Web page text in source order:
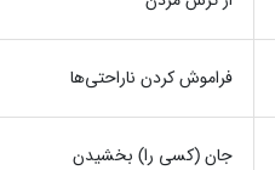
فراموش کردن ناراحتی‌ها
جان (کسی را) بخشیدن